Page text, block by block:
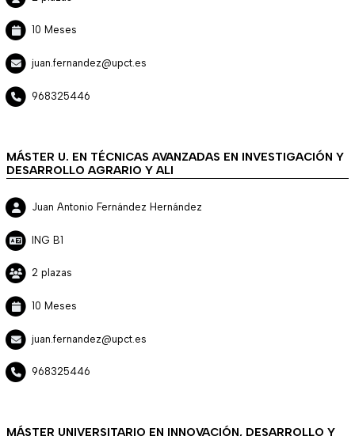
10 Meses
juan.fernandez@upct.es
968325446
MÁSTER U. EN TÉCNICAS AVANZADAS EN INVESTIGACIÓN Y
DESARROLLO AGRARIO Y ALI
Juan Antonio Fernández Hernández
ING B1
2 plazas
10 Meses
juan.fernandez@upct.es
968325446
MÁSTER UNIVERSITARIO EN INNOVACIÓN, DESARROLLO Y